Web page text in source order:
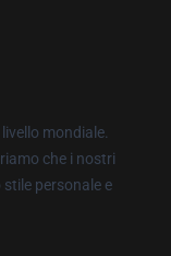
mondiale.
che i nostri
personale e